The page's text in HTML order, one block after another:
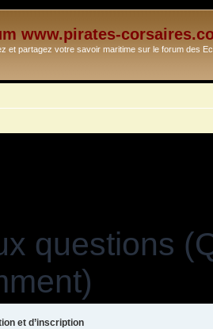
www.pirates-
et partagez votre savoir maritime sur le forum des
questions
et d’inscription